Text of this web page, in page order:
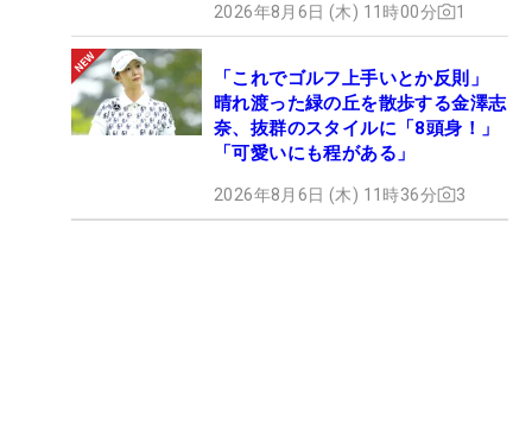
2026年8月6日 (木) 11時00分 1
「これでゴルフ上手いとか反則」
晴れ渡った緑の丘を散歩する金澤志
奈、抜群のスタイルに「8頭身！」
「可愛いにも程がある」
2026年8月6日 (木) 11時36分 3